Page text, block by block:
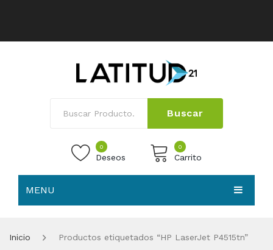
Buscar
0
Deseos
0
Carrito
MENU
Inicio Productos etiquetados “HP LaserJet P4515tn”